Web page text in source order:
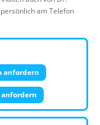
am Telefon
anfordern